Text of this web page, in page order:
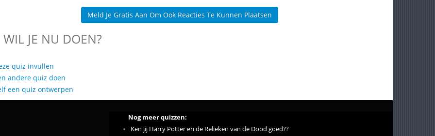
Meld Je Gratis Aan Om Ook Reacties Te Kunnen Plaatsen
JE NU DOEN?
quiz invullen
andere quiz doen
een quiz ontwerpen
Nog meer quizzen:
Ken jij Harry Potter en de Relieken van de Dood goed??